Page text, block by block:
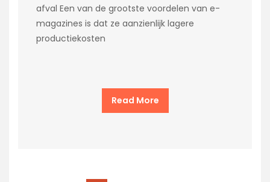
afval Een van de grootste voordelen van e-
magazines is dat ze aanzienlijk lagere
productiekosten
Read More